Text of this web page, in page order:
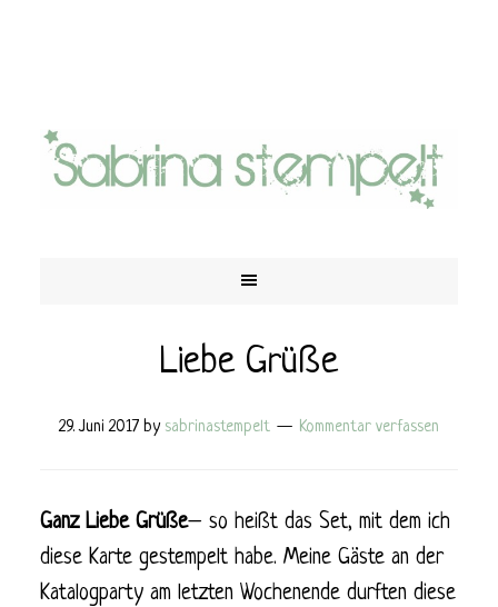
Liebe Grüße
29. Juni 2017by sabrinastempelt Kommentar verfassen
Ganz Liebe Grüße– so heißt das Set, mit dem ich
diese Karte gestempelt habe. Meine Gäste an der
Katalogparty am letzten Wochenende durften diese